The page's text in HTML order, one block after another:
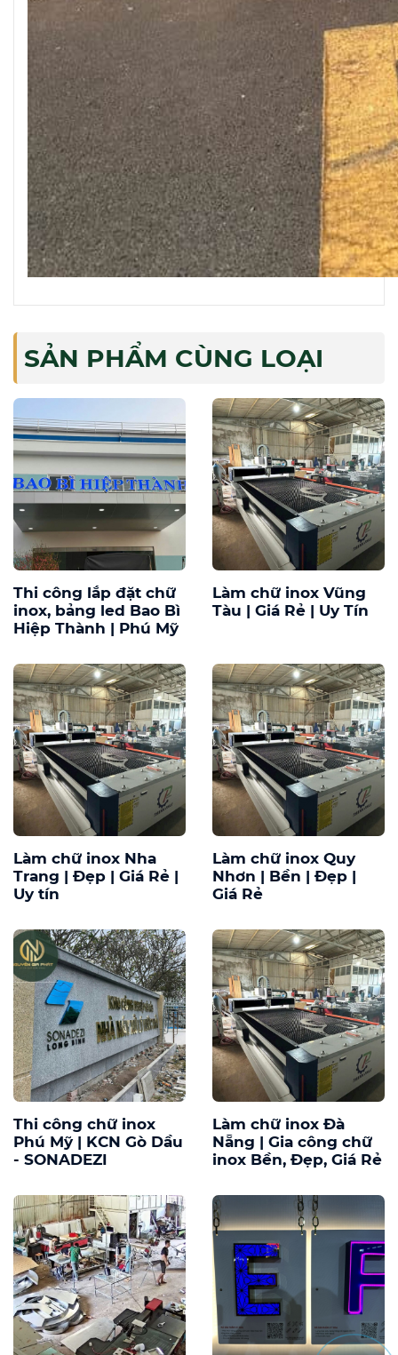
SẢN PHẨM CÙNG LOẠI
Thi công lắp đặt chữ
inox, bảng led Bao Bì
Hiệp Thành | Phú Mỹ
Làm chữ inox Vũng
Tàu | Giá Rẻ | Uy Tín
Làm chữ inox Nha
Trang | Đẹp | Giá Rẻ |
Uy tín
Làm chữ inox Quy
Nhơn | Bền | Đẹp |
Giá Rẻ
Thi công chữ inox
Phú Mỹ | KCN Gò Dầu
- SONADEZI
Làm chữ inox Đà
Nẵng | Gia công chữ
inox Bền, Đẹp, Giá Rẻ